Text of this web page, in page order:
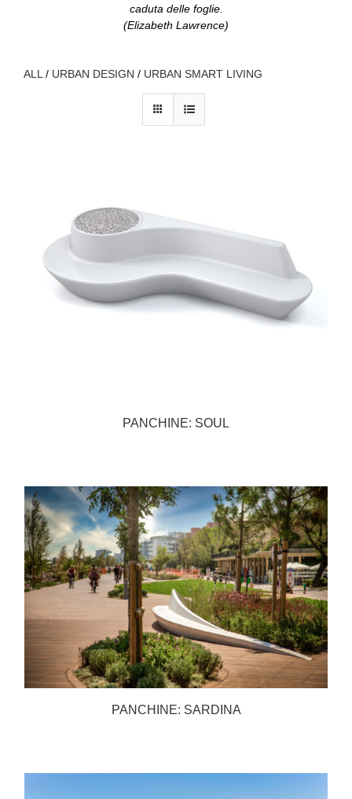
caduta delle foglie.
(Elizabeth Lawrence)
ALL/ URBAN DESIGN / URBAN SMART LIVING
PANCHINE: SOUL
PANCHINE: SARDINA